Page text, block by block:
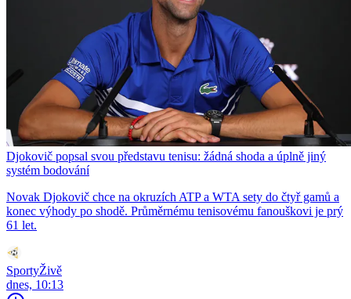
Djokovič popsal svou představu tenisu: žádná shoda a úplně jiný
systém bodování
Novak Djokovič chce na okruzích ATP a WTA sety do čtyř gamů a
konec výhody po shodě. Průměrnému tenisovému fanouškovi je prý
61 let.
SportyŽivě
dnes, 10:13